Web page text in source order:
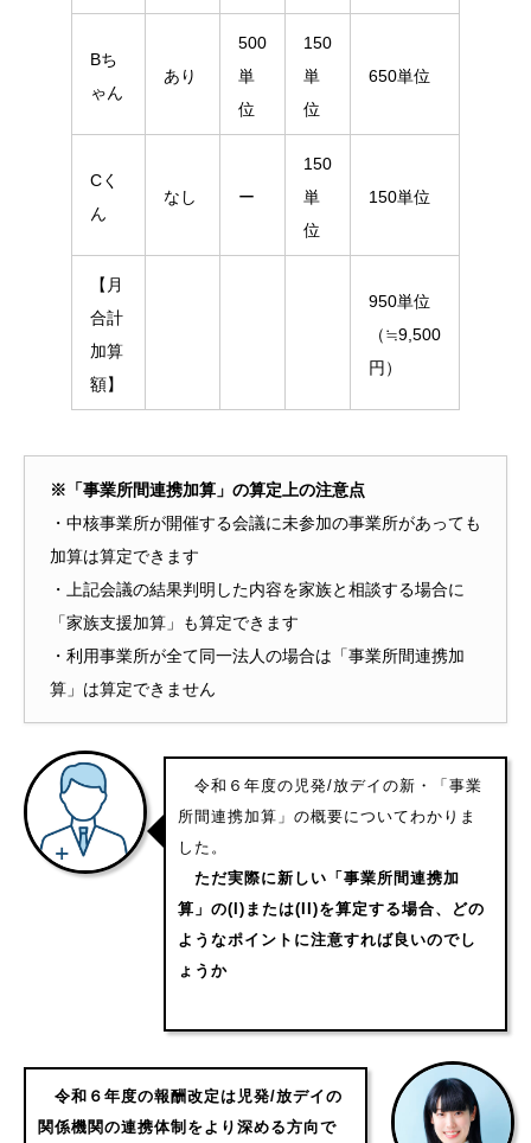
Bち
ゃん
あり
500
単
位
150
単
位
650単位
Cく
ん
なし ー
150
単
位
150単位
【月
合計
加算
額】
950単位
（≒9,500
円）
※「事業所間連携加算」の算定上の注意点
・中核事業所が開催する会議に未参加の事業所があっても
加算は算定できます
・上記会議の結果判明した内容を家族と相談する場合に
「家族支援加算」も算定できます
・利用事業所が全て同一法人の場合は「事業所間連携加
算」は算定できません
令和６年度の児発/放デイの新・「事業
所間連携加算」の概要についてわかりま
した。
ただ実際に新しい「事業所間連携加
算」の(I)または(II)を算定する場合、どの
ようなポイントに注意すれば良いのでし
ょうか
令和６年度の報酬改定は児発/放デイの
関係機関の連携体制をより深める方向で